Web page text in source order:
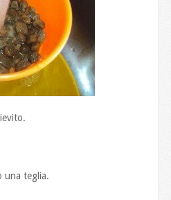
una teglia.